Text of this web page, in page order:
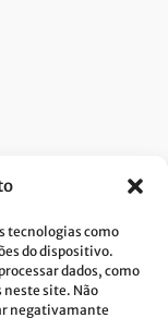
tecnologias como
do dispositivo.
dados, como
neste site. Não
negativamante
e aceito a